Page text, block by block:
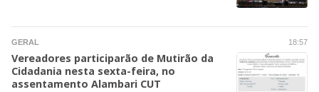
18:57
GERAL
Vereadores participarão de Mutirão da
Cidadania nesta sexta-feira, no
assentamento Alambari CUT